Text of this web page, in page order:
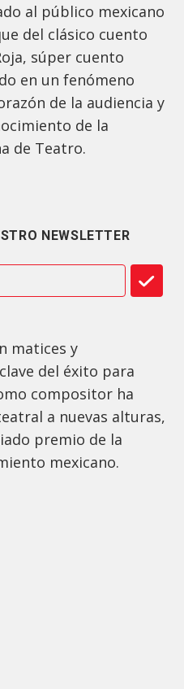
al público mexicano
del clásico cuento
súper cuento
en un fenómeno
de la audiencia y
de la
de Teatro.
NEWSLETTER
matices y
del éxito para
compositor ha
a nuevas alturas,
premio de la
mexicano.